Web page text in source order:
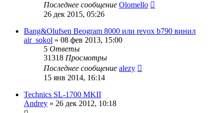
Последнее сообщение Olomello
26 дек 2015, 05:26
Bang&Olufsen Beogram 8000 или revox b790 винил
air_sokol » 08 фев 2013, 15:00
5 Ответы
31318 Просмотры
Последнее сообщение alezy
15 янв 2014, 16:14
Technics SL-1700 MKII
Andrey » 26 дек 2012, 10:18